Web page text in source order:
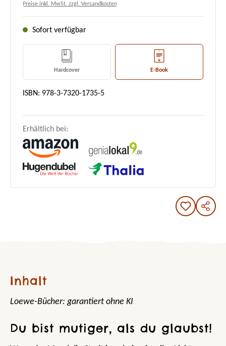
Preise inkl. MwSt. zzgl. Versandkosten
Sofort verfügbar
Hardcover E-Book
ISBN: 978-3-7320-1735-5
Erhältlich bei:
Inhalt
Loewe-Bücher: garantiert ohne KI
Du bist mutiger, als du glaubst!